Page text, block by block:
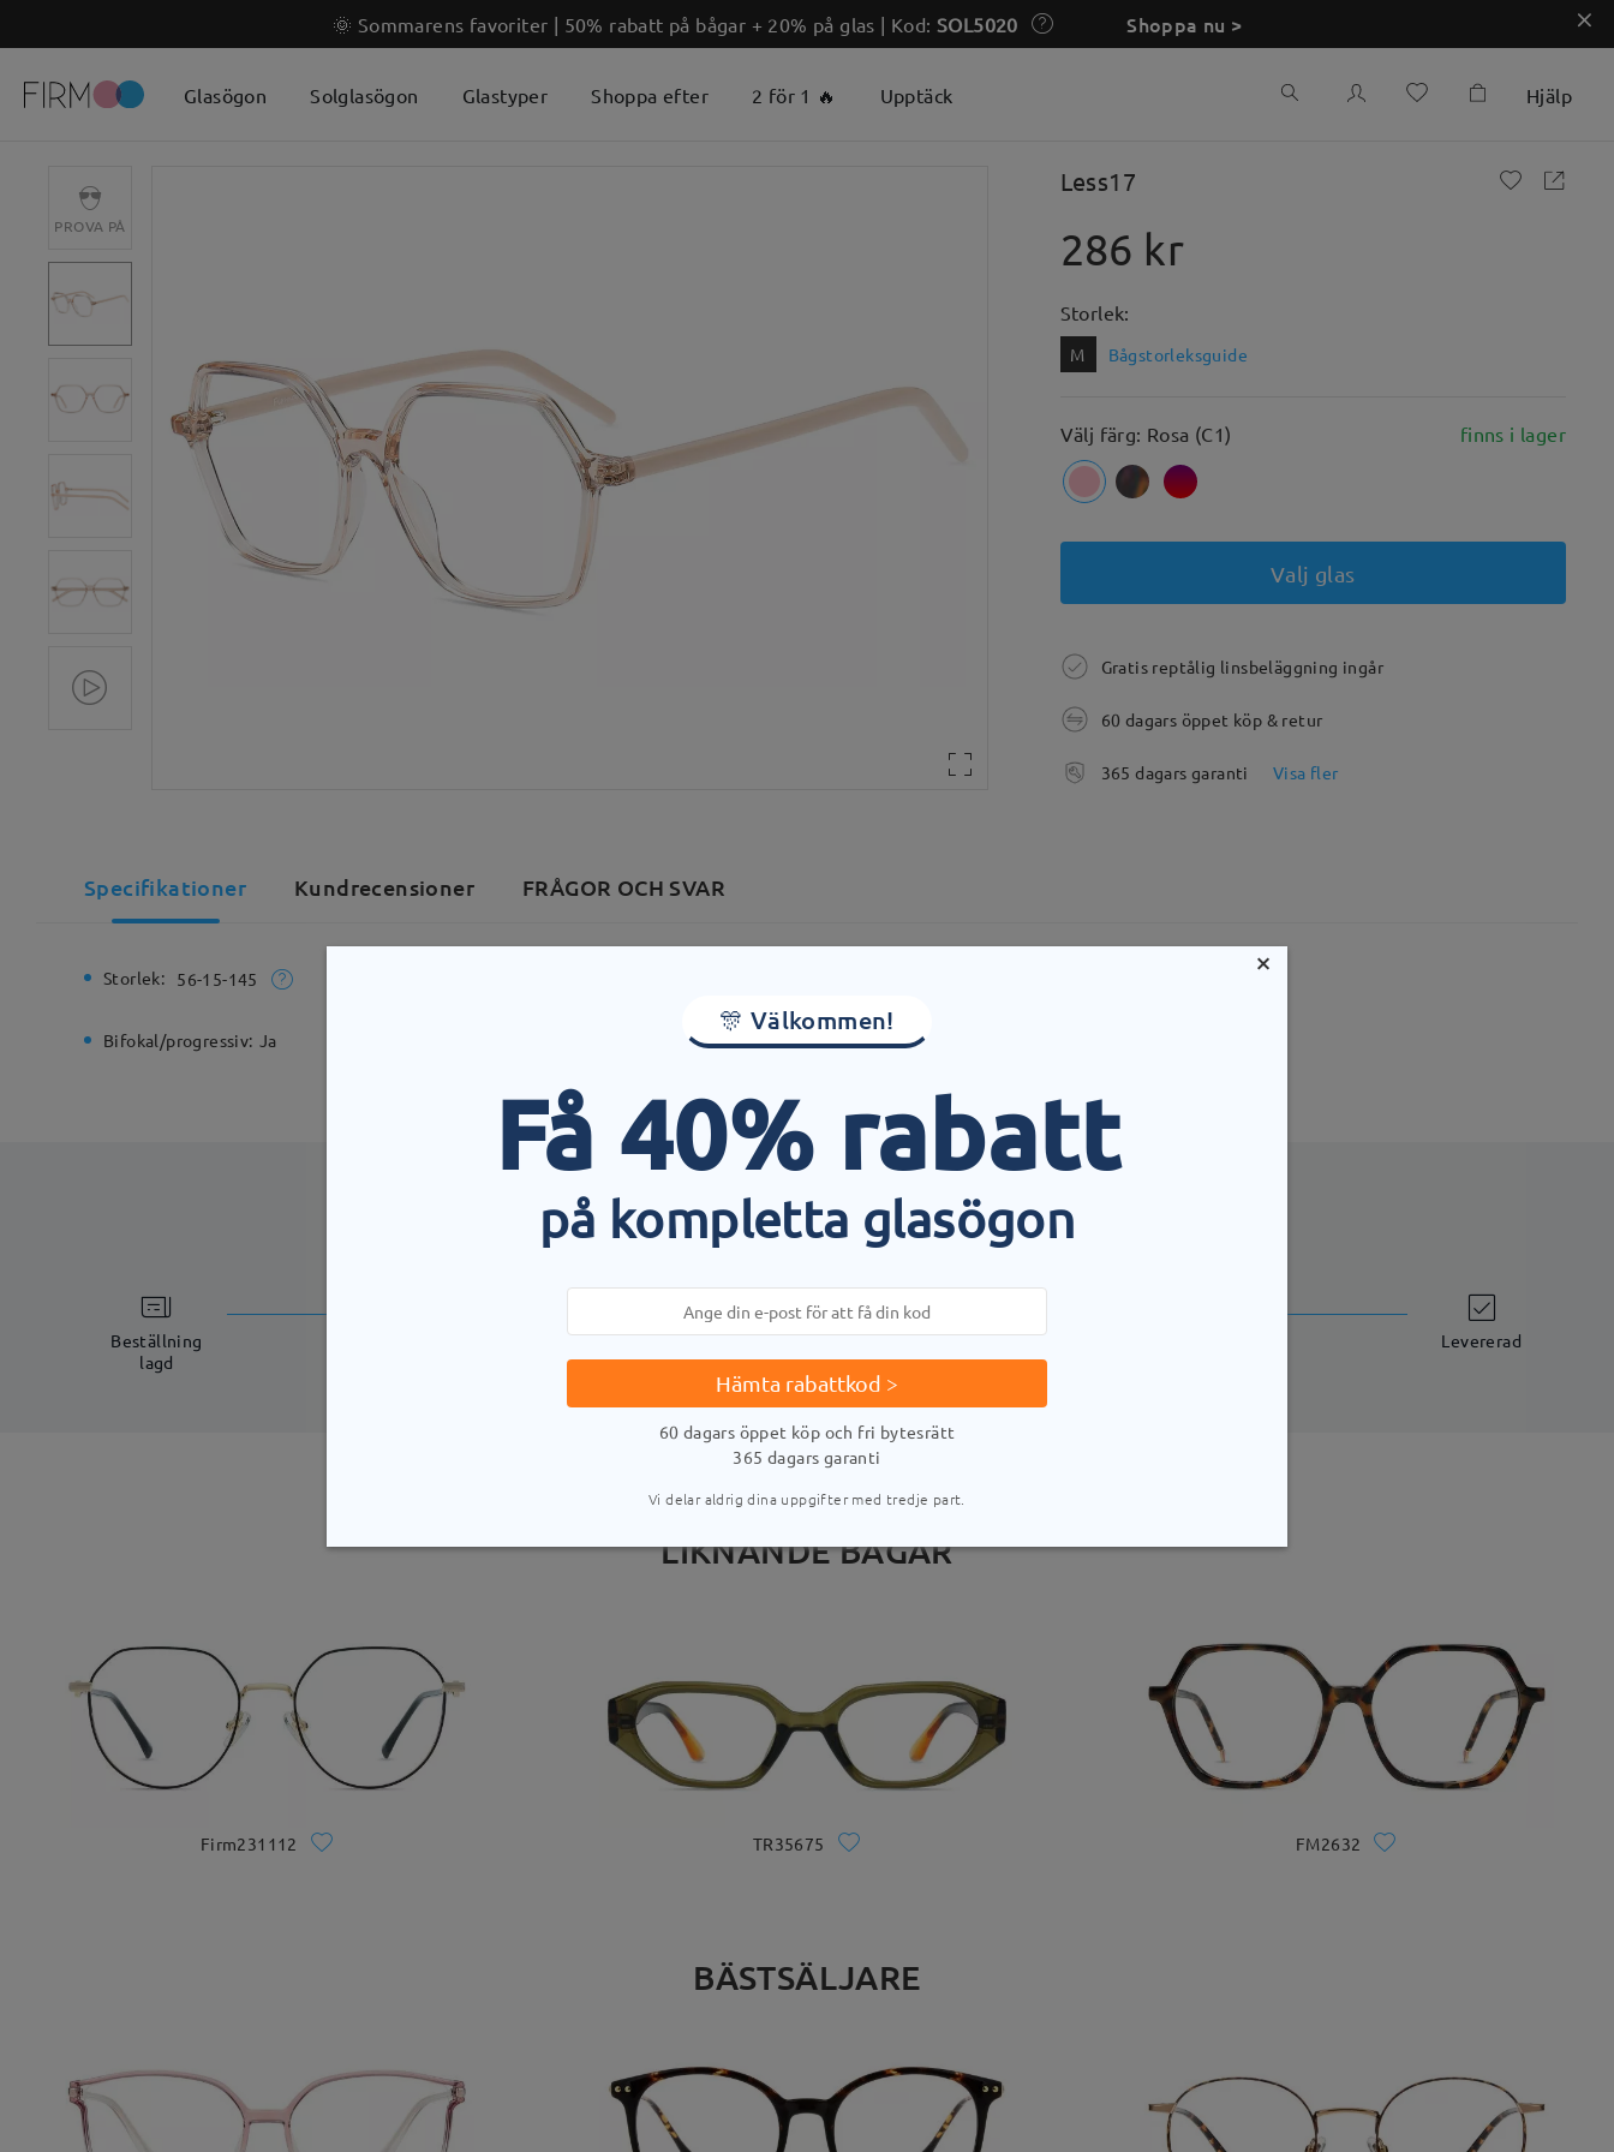
🌞 Sommarens favoriter | 50% rabatt på bågar + 20% på glas | Kod:SOL5020 Shoppa nu >
Glasögon Solglasögon Glastyper Shoppa efter 2 för 1 🔥 Upptäck Hjälp
PROVA PÅ
Less17
286 kr
Storlek:
M Bågstorleksguide
Välj färg: Rosa (C1) finns i lager
Valj glas
Gratis reptålig linsbeläggning ingår
60 dagars öppet köp & retur
365 dagars garanti Visa fler
Specifikationer Kundrecensioner FRÅGOR OCH SVAR
Storlek: 56-15-145 16g
Bifokal/progressiv: Ja Material: Acetat
LEVERANS
Beställning
lagd
uppgifter Skickad Levererad
LIKNANDE BÅGAR
Firm231112 TR35675 FM2632
BÄSTSÄLJARE
×
🎊 Välkommen!
Få 40% rabatt
på kompletta glasögon
Hämta rabattkod >
60 dagars öppet köp och fri bytesrätt
365 dagars garanti
Vi delar aldrig dina uppgifter med tredje part.